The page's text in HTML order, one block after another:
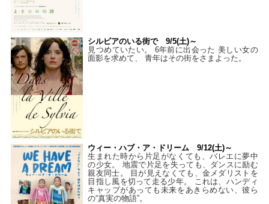
シルビアのいる街で 9/5(土)～
見つめていたい。 6年前に出会った 美しい女の
面影を求めて、 青年はその街をさまよった。
ウィー・ハブ・ア・ドリーム 9/12(土)～
生まれた時から片足がなくても、バレエに夢中
の少女。 地震で片足を失っても、ダンスに励む
親友同士。 目が見えなくても、金メダリストを
目指し風を切って走る少年。 これは、ハンディ
キャップがあっても未来をあきらめない、彼ら
の“真実の物語”。